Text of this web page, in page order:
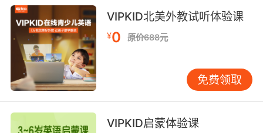
跟表情、或借助教具去为孩子描述一个陌生的单
词，帮助孩子更好的理解所表达的含义。比如苹
果的颜色是什么？可以指着与苹果一样红色的东
西让孩子去理解red的含义；再指着和苹果一样圆
形的东西让孩子理解round的含义。引导孩子从
开口说出一个单词慢慢的再说出一个句子，鼓励
孩子用简单的英语表达自己的想法，并及时予以
认可跟引导。
VIPKID北美外教试听体验课
¥0 原价688元
免费领取
VIPKID启蒙体验课